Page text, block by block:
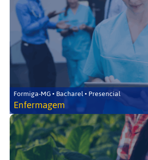
Formiga-MG • Bacharel • Presencial
Enfermagem